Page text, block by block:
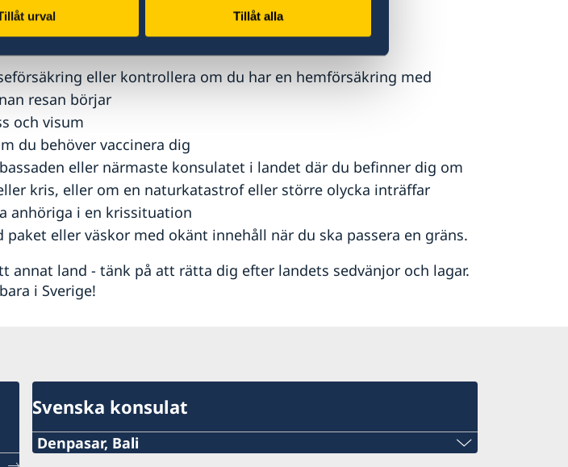
urval Tillåt alla
eller kontrollera om du har en hemförsäkring med
resan börjar
och visum
du behöver vaccinera dig
eller närmaste konsulatet i landet där du befinner dig om
kris, eller om en naturkatastrof eller större olycka inträffar
anhöriga i en krissituation
paket eller väskor med okänt innehåll när du ska passera en gräns.
annat land - tänk på att rätta dig efter landets sedvänjor och lagar.
i Sverige!
Svenska konsulat
Denpasar, Bali